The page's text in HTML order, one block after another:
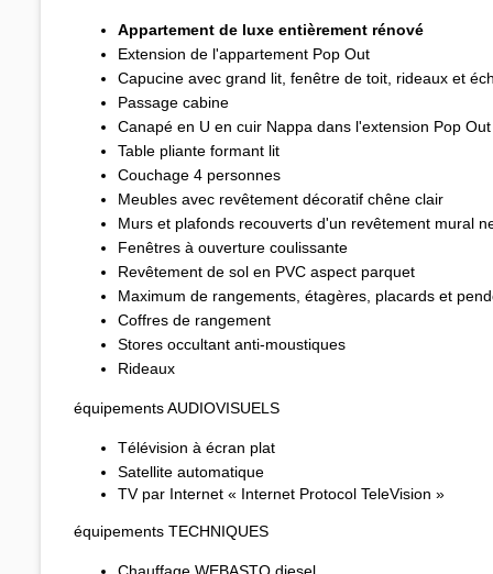
Appartement de luxe entièrement rénové
Extension de l'appartement Pop Out
Capucine avec grand lit, fenêtre de toit, rideaux et
Passage cabine
Canapé en U en cuir Nappa dans l'extension Pop Out
Table pliante formant lit
Couchage 4 personnes
Meubles avec revêtement décoratif chêne clair
Murs et plafonds recouverts d'un revêtement mural
Fenêtres à ouverture coulissante
Revêtement de sol en PVC aspect parquet
Maximum de rangements, étagères, placards et
Coffres de rangement
Stores occultant anti-moustiques
Rideaux
équipements AUDIOVISUELS
Télévision à écran plat
Satellite automatique
TV par Internet « Internet Protocol TeleVision »
équipements TECHNIQUES
Chauffage WEBASTO diesel